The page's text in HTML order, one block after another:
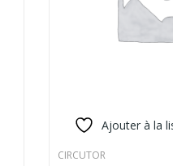
Ajouter à la
CIRCUTOR